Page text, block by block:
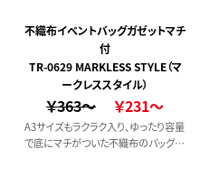
不織布イベントバッグガゼットマチ
付
TR-0629 MARKLESS STYLE（マ
ークレススタイル）
￥363～ ￥231～
A3サイズもラクラク入り、ゆったり容量
で底にマチがついた不織布のバッグで